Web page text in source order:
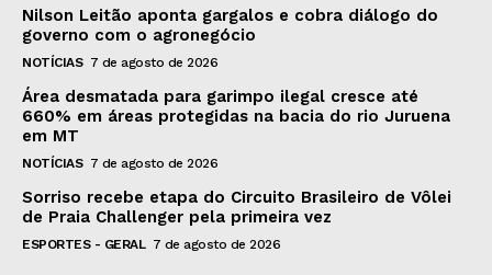
Nilson Leitão aponta gargalos e cobra diálogo do
governo com o agronegócio
NOTÍCIAS 7 de agosto de 2026
Área desmatada para garimpo ilegal cresce até
660% em áreas protegidas na bacia do rio Juruena
em MT
NOTÍCIAS 7 de agosto de 2026
Sorriso recebe etapa do Circuito Brasileiro de Vôlei
de Praia Challenger pela primeira vez
ESPORTES - GERAL 7 de agosto de 2026